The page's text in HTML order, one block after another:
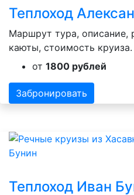
Теплоход
Маршрут тура, описание,
каюты, стоимость круиза.
от 1800 рублей
Забронировать
Теплоход Иван